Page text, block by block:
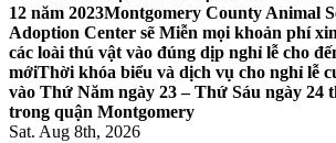
12 năm 2023Montgomery County Animal
Adoption Center sẽ Miễn mọi khoản phí
các loài thú vật vào đúng dịp nghỉ lễ cho
mớiThời khóa biểu và dịch vụ cho nghỉ lễ
vào Thứ Năm ngày 23 – Thứ Sáu ngày 24
trong quận Montgomery
Sat. Aug 8th, 2026